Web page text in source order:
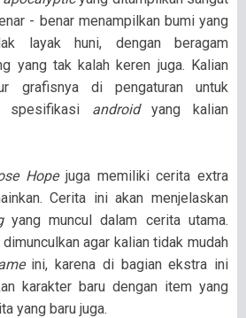
- benar menampilkan bumi yang
layak huni, dengan beragam
yang tak kalah keren juga. Kalian
grafisnya di pengaturan untuk
spesifikasi androidyang kalian
Hopejuga memiliki cerita extra
Cerita ini akan menjelaskan
yang muncul dalam cerita utama.
agar kalian tidak mudah
ini, karena di bagian ekstra ini
karakter baru dengan item yang
yang baru juga.